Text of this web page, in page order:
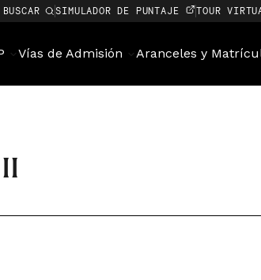
BUSCAR SIMULADOR DE PUNTAJE TOUR
Vías de Admisión Aranceles y